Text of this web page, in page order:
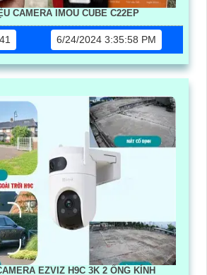
CAMERA IMOU CUBE C22EP
6/24/2024 3:35:58 PM
EZVIZ H9C 3K 2 ỐNG KÍNH